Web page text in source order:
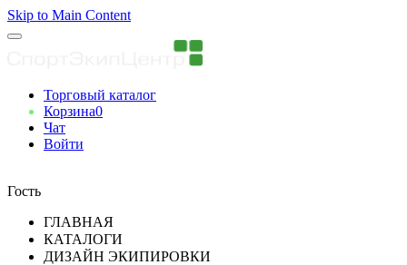
Skip to Main Content
Торговый каталог
Корзина0
Чат
Войти
Гость
ГЛАВНАЯ
КАТАЛОГИ
ДИЗАЙН ЭКИПИРОВКИ